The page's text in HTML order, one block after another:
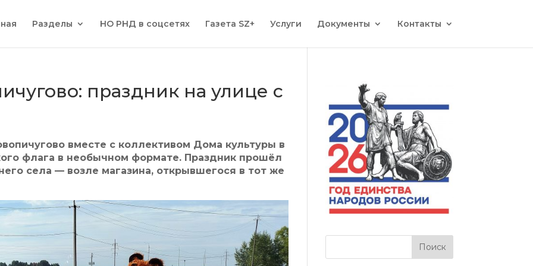
Разделы НО РНД в соцсетях Газета SZ+ Услуги Документы Контакты
праздник на улице с
вместе с коллективом Дома культуры в
флага в необычном формате. Праздник прошёл
села — возле магазина, открывшегося в тот же